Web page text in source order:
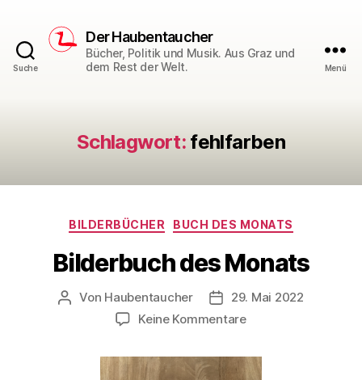
Suche
Der Haubentaucher
Bücher, Politik und Musik. Aus Graz und
dem Rest der Welt.
Menü
Schlagwort: fehlfarben
Kategorien
BILDERBÜCHER BUCH DES MONATS
Bilderbuch des Monats
Beitragsautor
Von Haubentaucher Veröffentlichungsdatum
29. Mai 2022
Keine Kommentarezu
des
Monats